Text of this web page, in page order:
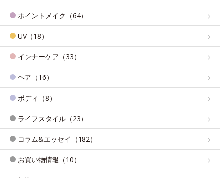
ポイントメイク（64）
UV（18）
インナーケア（33）
ヘア（16）
ボディ（8）
ライフスタイル（23）
コラム&エッセイ（182）
お買い物情報（10）